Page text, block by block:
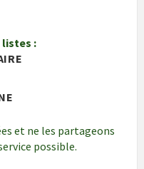
listes :
et ne les partageons
possible.